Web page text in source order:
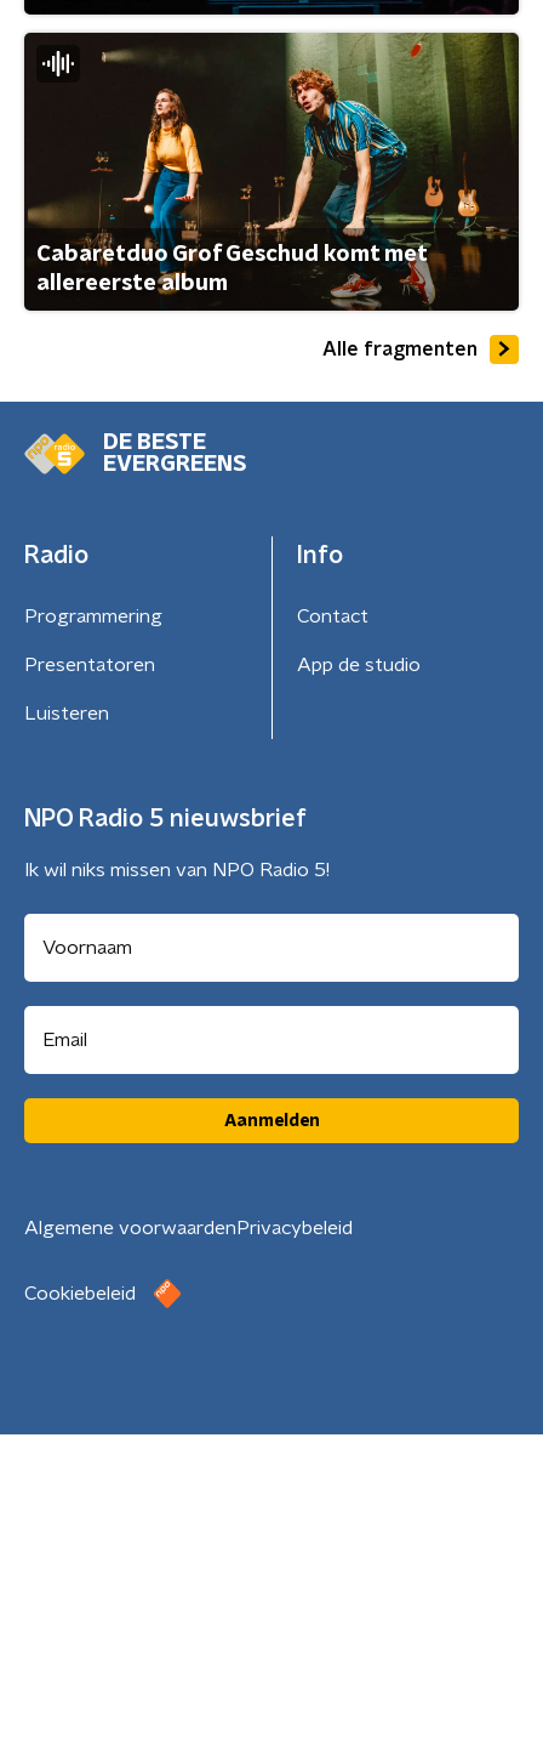
Cabaretduo Grof Geschud komt met
allereerste album
Alle fragmenten
DE BESTE
EVERGREENS
Radio
Programmering
Presentatoren
Luisteren
Info
Contact
App de studio
NPO Radio 5 nieuwsbrief
Ik wil niks missen van NPO Radio 5!
Aanmelden
Algemene voorwaarden Privacybeleid
Cookiebeleid